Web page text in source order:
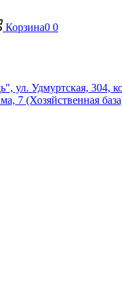
Корзина0 0
ул. Удмуртская, 304,
7 (Хозяйственная